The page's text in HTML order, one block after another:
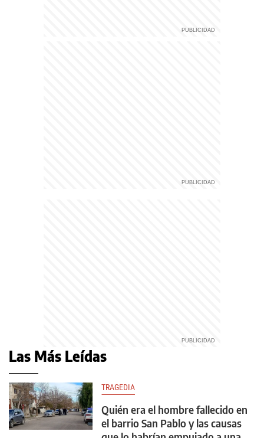
Las Más Leídas
TRAGEDIA
Quién era el hombre fallecido en
el barrio San Pablo y las causas